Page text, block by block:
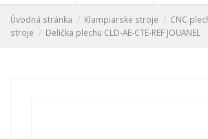
Úvodná stránka Klampiarske stroje
CNC
stroje
Delička plechu CLD-AE-CTE-REF JOUANEL